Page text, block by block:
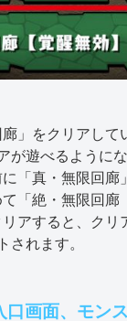
」をクリアして
が遊べるようにな
「真・無限回廊
「絶・無限回廊
アすると、クリ
されます。
画面、モン